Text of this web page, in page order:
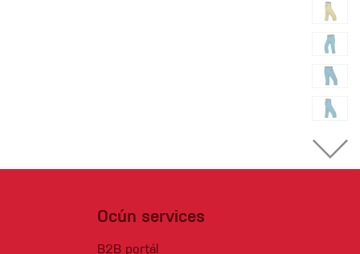
Ocún services
B2B portál